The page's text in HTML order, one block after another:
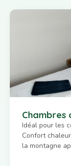
Chambres
Idéal pour les
Confort
la montagne